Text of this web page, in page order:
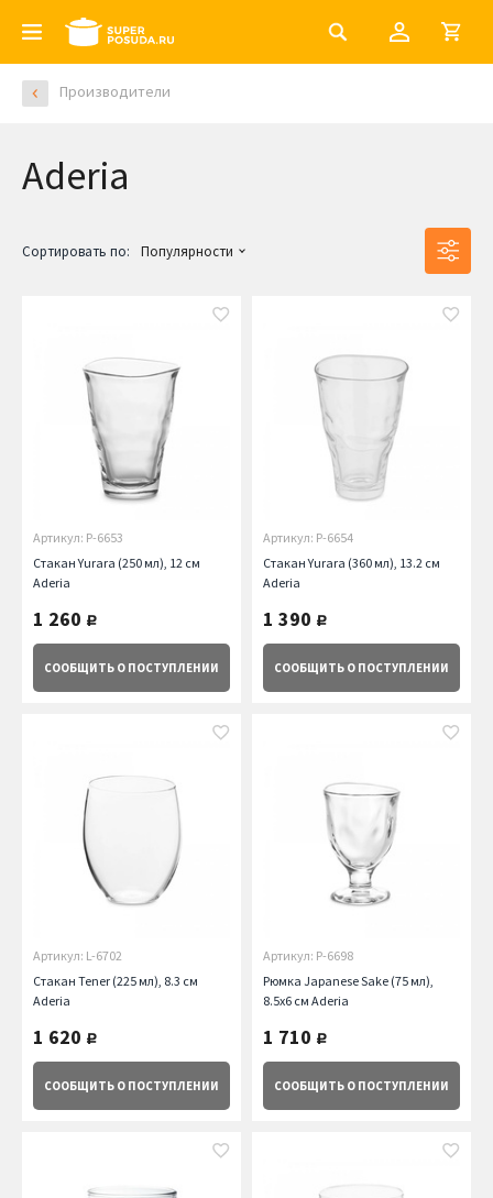
Производители
Aderia
Сортировать по: Популярности
Артикул: P-6653
Стакан Yurara (250 мл), 12 см
Aderia
1 260 руб.
СООБЩИТЬ О ПОСТУПЛЕНИИ
Артикул: P-6654
Стакан Yurara (360 мл), 13.2 см
Aderia
1 390 руб.
СООБЩИТЬ О ПОСТУПЛЕНИИ
Артикул: L-6702
Стакан Tener (225 мл), 8.3 см
Aderia
1 620 руб.
СООБЩИТЬ О ПОСТУПЛЕНИИ
Артикул: P-6698
Рюмка Japanese Sake (75 мл),
8.5х6 см Aderia
1 710 руб.
СООБЩИТЬ О ПОСТУПЛЕНИИ